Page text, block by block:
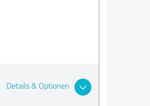
Details & Optionen